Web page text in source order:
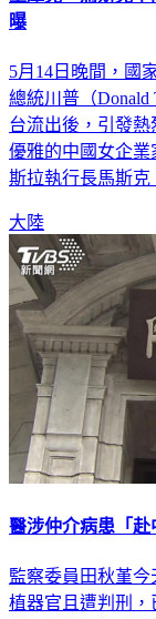
坐庫克、馬斯克
5月14日晚間，國
總統川普（
台流出後，引發
優雅的中國女企業
大陸
監察委員田秋堇